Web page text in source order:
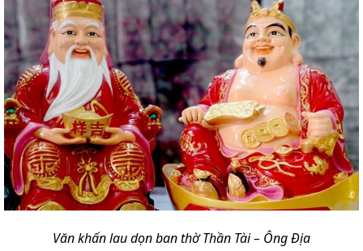
Văn khấn lau dọn ban thờ Thần Tài – Ông Địa